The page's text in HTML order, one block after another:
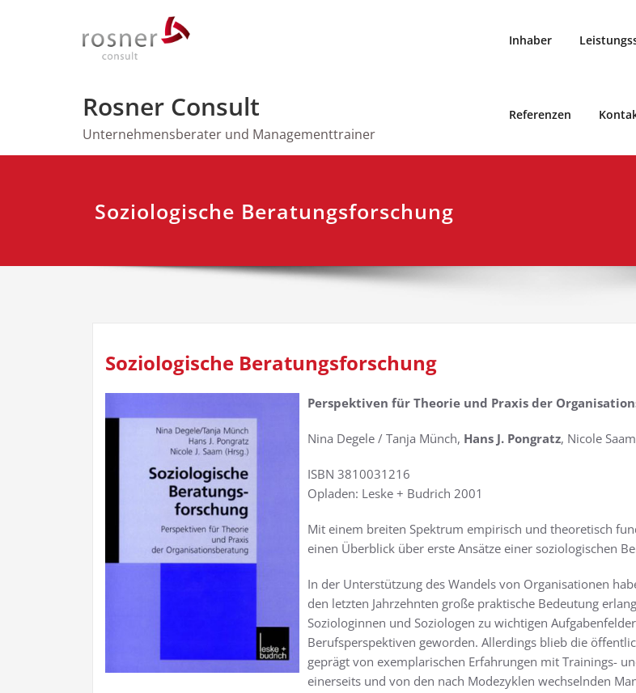
Rosner Consult
Unternehmensberater und Managementtrainer
Inhaber
Referenzen
Soziologische Beratungsforschung
Soziologische Beratungsforschung
Perspektiven für Theorie und Praxis der
Nina Degele / Tanja Münch, Hans J. Pongratz, Nicole
ISBN 3810031216
Opladen: Leske + Budrich 2001
Mit einem breiten Spektrum empirisch und theoretisch
einen Überblick über erste Ansätze einer soziologischen
In der Unterstützung des Wandels von Organisationen
den letzten Jahrzehnten große praktische Bedeutung
Soziologinnen und Soziologen zu wichtigen
Berufsperspektiven geworden. Allerdings blieb die
geprägt von exemplarischen Erfahrungen mit Trainings-
einerseits und von den nach Modezyklen wechselnden